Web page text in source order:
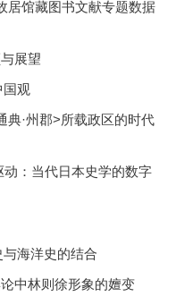
居馆藏图书文献专题数据
展望
国观
典·州郡>所载政区的时代
动：当代日本史学的数字
海洋史的结合
中林则徐形象的嬗变